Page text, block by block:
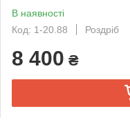
В наявності
Код: 1-20.88
Роздріб
8 400 ₴